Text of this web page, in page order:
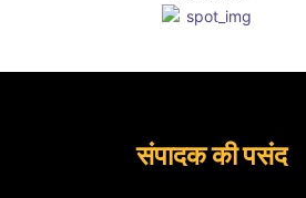
संपादक की पसंद